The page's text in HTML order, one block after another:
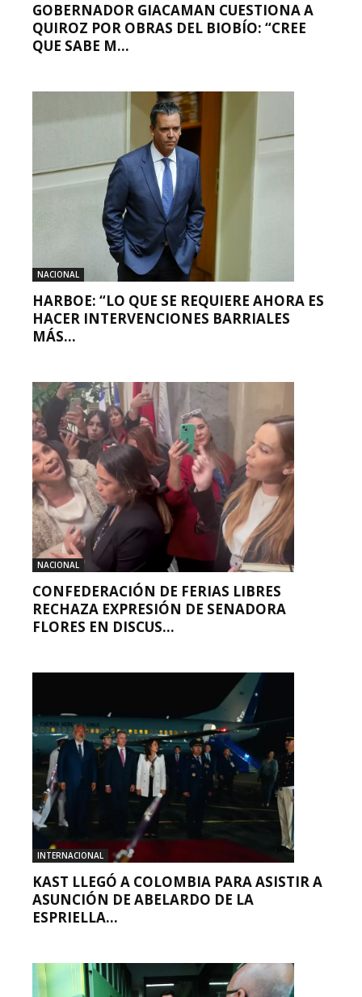
GOBERNADOR GIACAMAN CUESTIONA A
QUIROZ POR OBRAS DEL BIOBÍO: “CREE
QUE SABE M...
NACIONAL
HARBOE: “LO QUE SE REQUIERE AHORA ES
HACER INTERVENCIONES BARRIALES
MÁS...
NACIONAL
CONFEDERACIÓN DE FERIAS LIBRES
RECHAZA EXPRESIÓN DE SENADORA
FLORES EN DISCUS...
INTERNACIONAL
KAST LLEGÓ A COLOMBIA PARA ASISTIR A
ASUNCIÓN DE ABELARDO DE LA
ESPRIELLA...